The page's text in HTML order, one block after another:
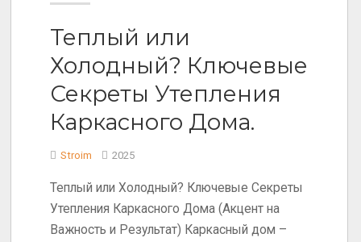
Теплый или
Холодный? Ключевые
Секреты Утепления
Каркасного Дома.
Stroim 2025
Теплый или Холодный? Ключевые Секреты
Утепления Каркасного Дома (Акцент на
Важность и Результат) Каркасный дом –